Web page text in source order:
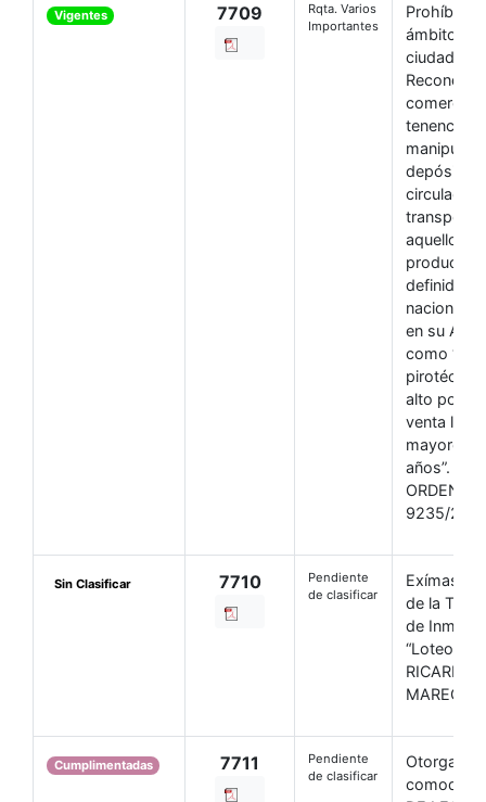
Vigentes 7709
Rqta. Varios
Importantes
Prohíbase
ámbito de
ciudad de
tenencia,
depósito,
circulación
transporte
aquellos
productos
definidos
nacional
en su Art.
como
alto poder
venta
mayores
años”. VER
9235/24
Sin Clasificar 7710
Pendiente
de clasificar
Exímase
de la Tasa
de
“Loteo
RICARDO
MAREGA.
Cumplimentadas 7711
Pendiente
de clasificar
Otorgase
comodato